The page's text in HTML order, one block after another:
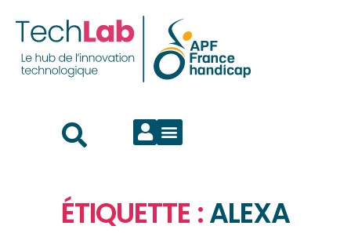
ÉTIQUETTE :ALEXA